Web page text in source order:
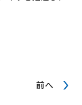
前へ